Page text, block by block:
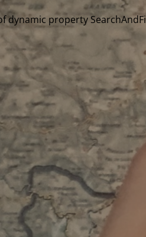
dynamic property